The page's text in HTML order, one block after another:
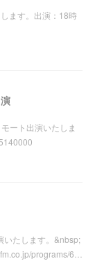
ます。出演：18時
ート出演いたしま
いたします。&nbsp;
programs/6…